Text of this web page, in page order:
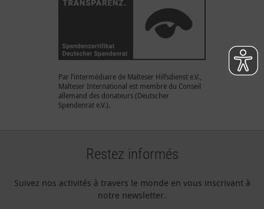
Par l’intermédiaire de Malteser Hilfsdienst e.V.,
Malteser International est membre du Conseil
allemand des donateurs (Deutscher
Spendenrat e.V.).
Restez informés
Suivez nos activités à travers le monde en vous inscrivant à
notre newsletter.